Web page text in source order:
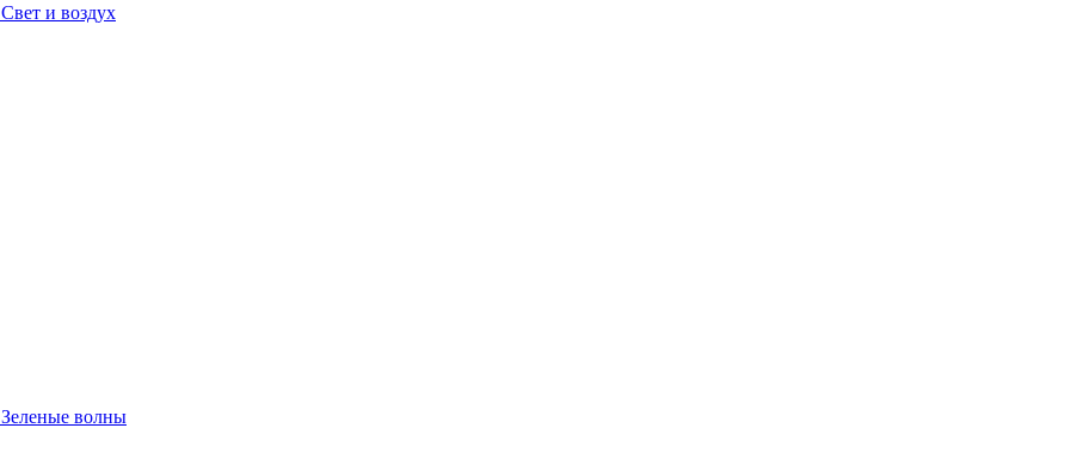
Свет и воздух
Зеленые волны